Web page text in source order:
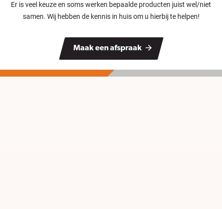
Er is veel keuze en soms werken bepaalde producten juist wel/niet
samen. Wij hebben de kennis in huis om u hierbij te helpen!
Maak een afspraak